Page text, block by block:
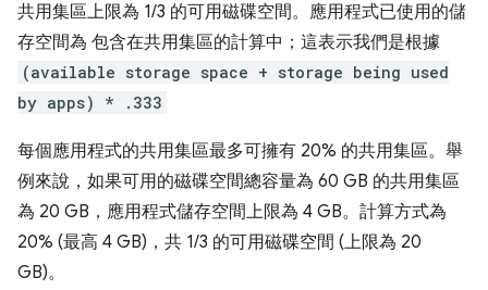
共用集區上限為 1/3 的可用磁碟空間。應用程式已使用的儲
存空間為 包含在共用集區的計算中；這表示我們是根據
(available storage space + storage being used
by apps) * .333
每個應用程式的共用集區最多可擁有 20% 的共用集區。舉
例來說，如果可用的磁碟空間總容量為 60 GB 的共用集區
為 20 GB，應用程式儲存空間上限為 4 GB。計算方式為
20% (最高 4 GB)，共 1/3 的可用磁碟空間 (上限為 20
GB)。